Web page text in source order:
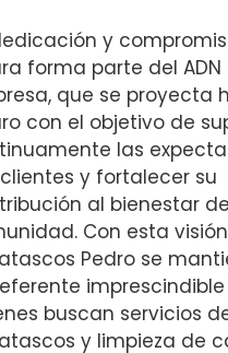
y
forma parte del
que se proyecta
con el objetivo de
las
y fortalecer su
al bienestar
Con esta
Pedro se
buscan servicios
y limpieza de